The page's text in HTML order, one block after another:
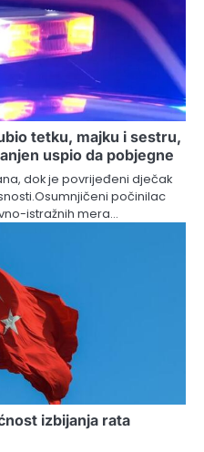
tetku, majku i sestru,
uspio da pobjegne
dok je povrijeđeni dječak
počinilac
istražnih mera…
izbijanja rata